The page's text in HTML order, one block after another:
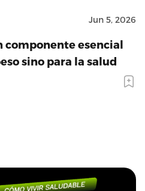
Jun 5, 2026
componente esencial
sino para la salud